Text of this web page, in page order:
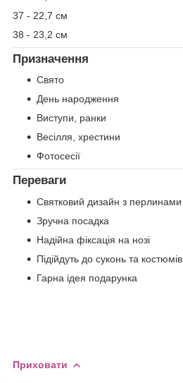
37 - 22,7 см
38 - 23,2 см
Призначення
Свято
День народження
Виступи, ранки
Весілля, хрестини
Фотосесії
Переваги
Святковий дизайн з перлинами
Зручна посадка
Надійна фіксація на нозі
Підійдуть до суконь та костюмів
Гарна ідея подарунка
Приховати